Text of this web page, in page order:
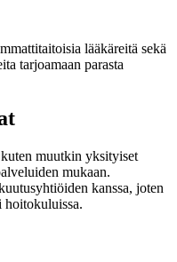
lääkäreitä sekä
tarjoamaan parasta
muutkin yksityiset
mukaan.
kanssa, joten
hoitokuluissa.